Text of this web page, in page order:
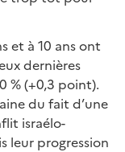
et à 10 ans ont
dernières
% (+0,3 point).
du fait d’une
israélo-
leur progression